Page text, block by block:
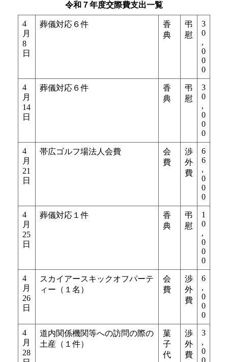
令和７年度交際費支出一覧
4
月
8
日
葬儀対応６件
香
典
弔
慰
3
0
,
0
0
0
4
月
14
日
葬儀対応６件
香
典
弔
慰
3
0
,
0
0
0
4
月
21
日
帯広ゴルフ場法人会費
会
費
渉
外
費
6
6
,
0
0
0
4
月
25
日
葬儀対応１件
香
典
弔
慰
1
0
,
0
0
0
4
月
26
日
スカイアースキックオフパーテ
ィー（１名）
会
費
渉
外
費
6
,
0
0
0
4
月
28
道内関係機関等への訪問の際の
土産（１件）
菓
子
代
渉
外
費
3
,
0
0